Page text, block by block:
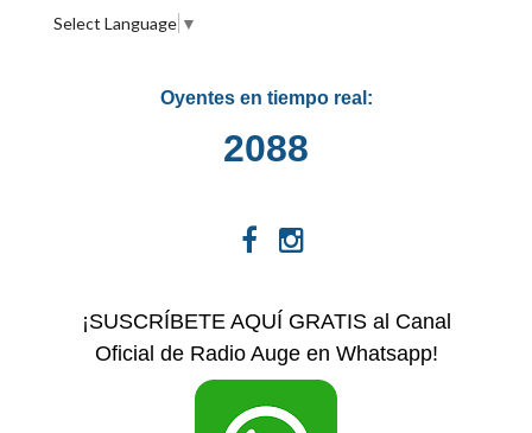
Select Language ▼
Oyentes en tiempo real:
2088
¡SUSCRÍBETE AQUÍ GRATIS al Canal
Oficial de Radio Auge en Whatsapp!